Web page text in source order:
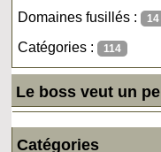
Domaines fusillés : 14
Catégories : 114
Le boss veut un
Catégories